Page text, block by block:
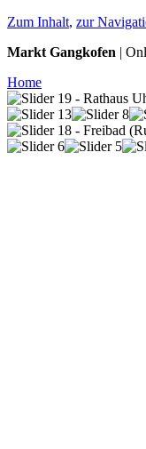
Zum Inhalt, zur
Markt Gangkofen |
Home